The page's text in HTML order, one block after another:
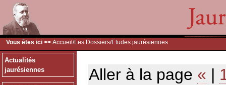
Vous êtes ici >> Accueil /Les Dossiers/Etudes jaurésiennes
Actualités
jaurésiennes
Aller à la page « |